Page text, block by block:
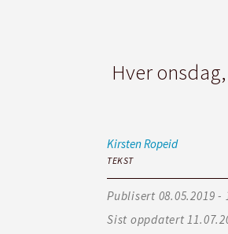
Hver
KirstenRopeid
TEKST
Publisert
08.05.2019 -
Sist oppdatert